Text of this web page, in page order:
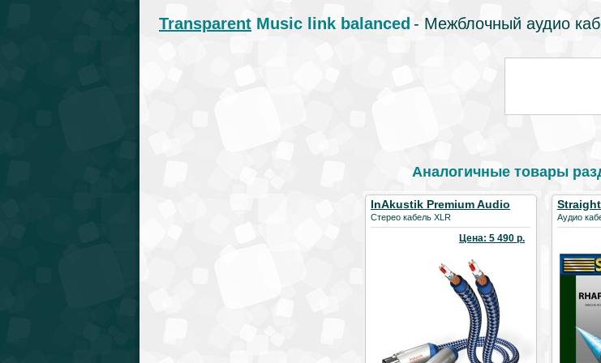
Transparent Music link balanced - Межблочный аудио
Аналогичные товары
InAkustik Premium Audio
XLR
Стерео кабель XLR
Цена: 5 490 р.
Аудио